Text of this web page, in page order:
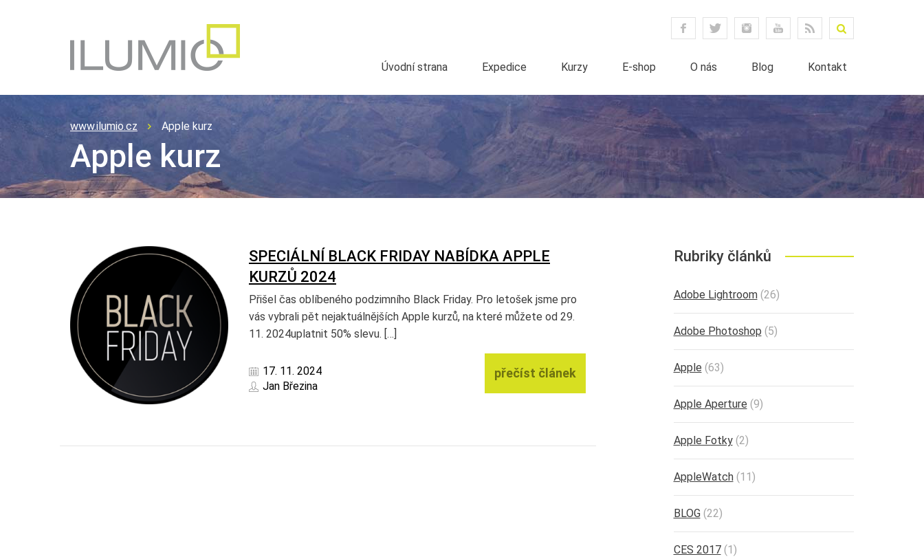
Úvodní strana Expedice Kurzy E-shop O nás Blog Kontakt
www.ilumio.cz Apple kurz
Apple kurz
SPECIÁLNÍ BLACK FRIDAY NABÍDKA APPLE
KURZŮ 2024
Přišel čas oblíbeného podzimního Black Friday. Pro letošek jsme pro
vás vybrali pět nejaktuálnějších Apple kurzů, na které můžete od 29.
11. 2024uplatnit 50% slevu. […]
17. 11. 2024
Jan Březina
přečíst článek
Rubriky článků
Adobe Lightroom(26)
Adobe Photoshop (5)
Apple (63)
Apple Aperture (9)
Apple Fotky(2)
AppleWatch(11)
BLOG(22)
CES 2017(1)